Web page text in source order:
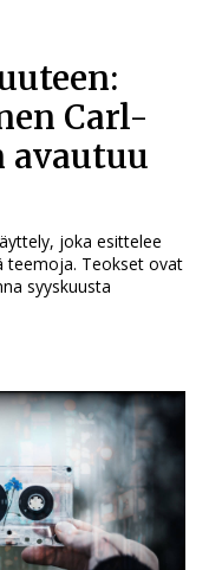
Carl-
avautuu
joka esittelee
teemoja. Teokset ovat
syyskuusta